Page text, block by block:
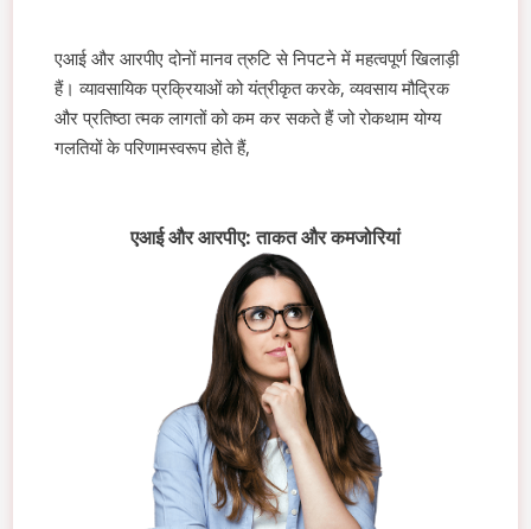
एआई और आरपीए दोनों मानव त्रुटि से निपटने में महत्वपूर्ण खिलाड़ी
हैं। व्यावसायिक प्रक्रियाओं को यंत्रीकृत करके, व्यवसाय मौद्रिक
और प्रतिष्ठा त्मक लागतों को कम कर सकते हैं जो रोकथाम योग्य
गलतियों के परिणामस्वरूप होते हैं,
एआई और आरपीए: ताकत और कमजोरियां